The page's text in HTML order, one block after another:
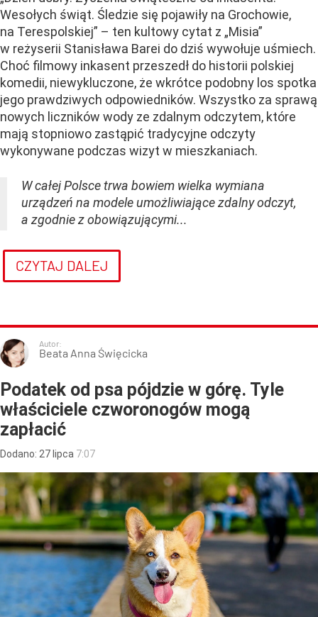
Wesołych świąt. Śledzie się pojawiły na Grochowie,
na Terespolskiej” – ten kultowy cytat z „Misia”
w reżyserii Stanisława Barei do dziś wywołuje uśmiech.
Choć filmowy inkasent przeszedł do historii polskiej
komedii, niewykluczone, że wkrótce podobny los spotka
jego prawdziwych odpowiedników. Wszystko za sprawą
nowych liczników wody ze zdalnym odczytem, które
mają stopniowo zastąpić tradycyjne odczyty
wykonywane podczas wizyt w mieszkaniach.
W całej Polsce trwa bowiem wielka wymiana
urządzeń na modele umożliwiające zdalny odczyt,
a zgodnie z obowiązującymi...
CZYTAJ DALEJ
Autor:
Beata Anna Święcicka
Podatek od psa pójdzie w górę. Tyle
właściciele czworonogów mogą
zapłacić
Dodano: 27lipca 7:07